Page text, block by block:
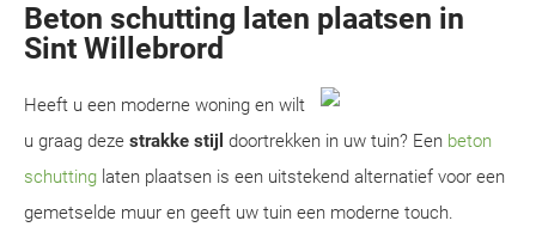
Beton schutting laten plaatsen in
Sint Willebrord
Heeft u een moderne woning en wilt
u graag deze strakke stijl doortrekken in uw tuin? Een beton
schutting laten plaatsen is een uitstekend alternatief voor een
gemetselde muur en geeft uw tuin een moderne touch.